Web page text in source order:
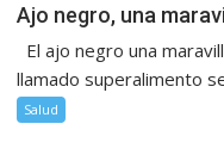
Ajo negro, una
El ajo negro una
llamado superalimento
Salud